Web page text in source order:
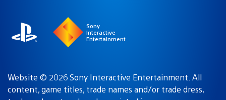
Sony
Interactive
Entertainment
Website © 2026 Sony Interactive Entertainment. All
content, game titles, trade names and/or trade dress,